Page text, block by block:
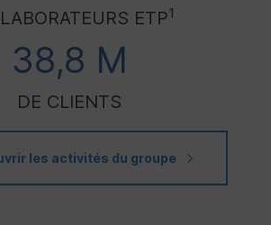
ETP1
38,8 M
DE CLIENTS
les activités du groupe